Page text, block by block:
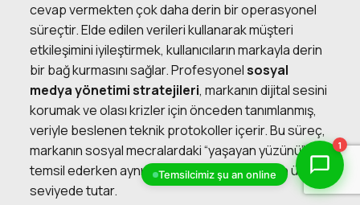
cevap vermekten çok daha derin bir operasyonel
süreçtir. Elde edilen verileri kullanarak müşteri
etkileşimini iyileştirmek, kullanıcıların markayla derin
bir bağ kurmasını sağlar. Profesyonelsosyal
medya yönetimi stratejileri, markanın dijital sesini
korumak ve olası krizler için önceden tanımlanmış,
veriyle beslenen teknik protokoller içerir. Bu süreç,
markanın sosyal mecralardaki “yaşayan yüzünü”
temsil ederken aynı zamanda güvenliği de en üst
seviyede tutar.
Temsilcimiz şu an online
1